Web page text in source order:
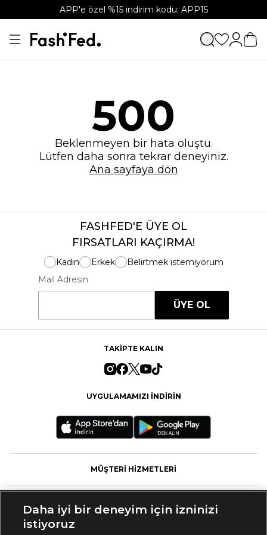
APP'e özel %15 indirim kodu: APP15
500
Beklenmeyen bir hata oluştu.
Lütfen daha sonra tekrar deneyiniz.
Ana sayfaya dön
FASHFED'E ÜYE OL
FIRSATLARI KAÇIRMA!
Kadın Erkek
Belirtmek istemiyorum
Mail Adresin
ÜYE OL
TAKİPTE KALIN
UYGULAMAMIZI İNDİRİN
MÜŞTERİ HİZMETLERİ
Daha iyi bir deneyim için izninizi
istiyoruz